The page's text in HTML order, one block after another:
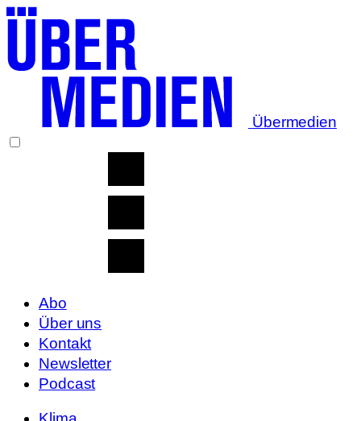
Übermedien
Abo
Über uns
Kontakt
Newsletter
Podcast